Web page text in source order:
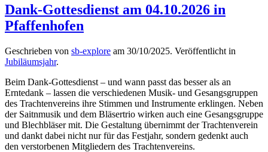
Dank-Gottesdienst am 04.10.2026 in
Pfaffenhofen
Geschrieben von sb-explore am 30/10/2025. Veröffentlicht in
Jubiläumsjahr.
Beim Dank-Gottesdienst – und wann passt das besser als an
Erntedank – lassen die verschiedenen Musik- und Gesangsgruppen
des Trachtenvereins ihre Stimmen und Instrumente erklingen. Neben
der Saitnmusik und dem Bläsertrio wirken auch eine Gesangsgruppe
und Blechbläser mit. Die Gestaltung übernimmt der Trachtenverein
und dankt dabei nicht nur für das Festjahr, sondern gedenkt auch
den verstorbenen Mitgliedern des Trachtenvereins.